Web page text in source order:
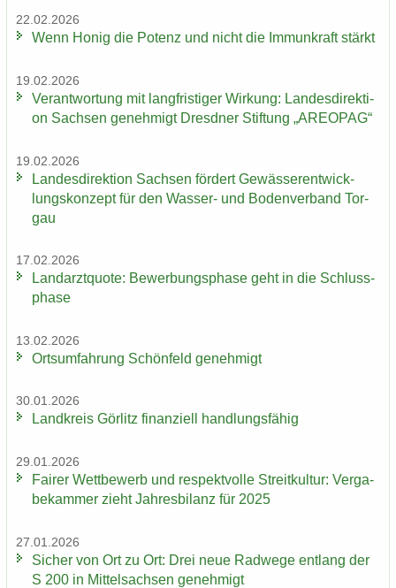
22.02.2026
Wenn Honig die Po­tenz und nicht die Im­mun­kraft stärkt
19.02.2026
Ver­ant­wor­tung mit lang­fris­ti­ger Wir­kung: Lan­des­di­rek­ti­
on Sach­sen ge­neh­migt Dresd­ner Stif­tung „AREO­PAG“
19.02.2026
Lan­des­di­rek­ti­on Sach­sen för­dert Ge­wäs­ser­ent­wick­
lungs­kon­zept für den Wasser-​ und Bo­den­ver­band Tor­
gau
17.02.2026
Land­arzt­quo­te: Be­wer­bungs­pha­se geht in die Schluss­
pha­se
13.02.2026
Orts­um­fah­rung Schön­feld ge­neh­migt
30.01.2026
Land­kreis Gör­litz fi­nan­zi­ell hand­lungs­fä­hig
29.01.2026
Fai­rer Wett­be­werb und re­spekt­vol­le Streit­kul­tur: Ver­ga­
be­kam­mer zieht Jah­res­bi­lanz für 2025
27.01.2026
Si­cher von Ort zu Ort: Drei neue Rad­we­ge ent­lang der
S 200 in Mit­tel­sach­sen ge­neh­migt